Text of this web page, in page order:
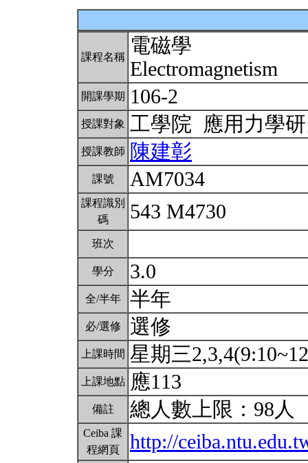
課程名稱
電磁學
Electromagnetism
開課學期 106-2
授課對象 工學院 應用力學
授課教師 陳建彰
課號 AM7034
課程識別
碼
543 M4730
班次
學分 3.0
全/半年 半年
必/選修 選修
上課時間 星期三
上課地點 應113
備註 總人數上限：98人
Ceiba 課
程網頁
http://